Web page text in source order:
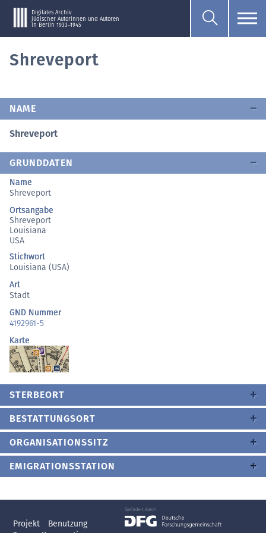
Digitales Archiv
jüdischer Autorinnen und Autoren
in Berlin 1933–1945
Shreveport
NAME
Shreveport
GRUNDDATEN
Name
Shreveport
Ortsangabe
Shreveport
Louisiana
USA
Stichwort
Louisiana (USA)
Art
Stadt
GND Nummer
4192961-5
Karte
STERBEORT
BESTATTUNGSORT
ORGANISATIONSSITZ
EMIGRATIONSSTATION
Projekt
Benutzung